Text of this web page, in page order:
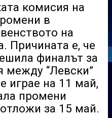
комисия на
в
на
Причината е, че
финалът за
между “Левски”
играе на 11 май,
промени
за 15 май.